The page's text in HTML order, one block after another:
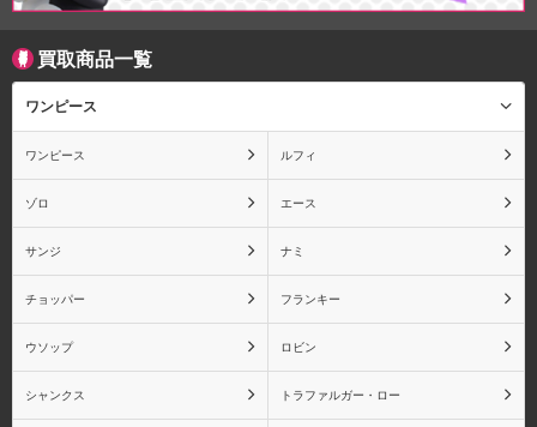
買取商品一覧
ワンピース
ワンピース ルフィ
ゾロ エース
サンジ ナミ
チョッパー フランキー
ウソップ ロビン
シャンクス トラファルガー・ロー